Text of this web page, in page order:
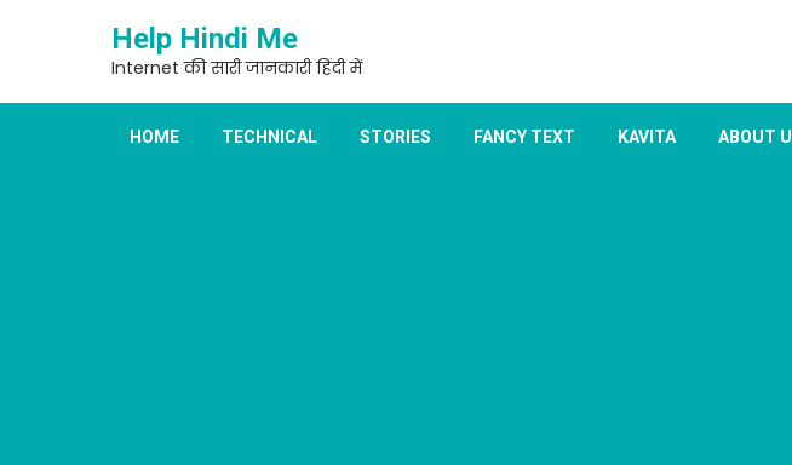
Help Hindi Me
Internet की सारी जानकारी हिंदी में
HOME TECHNICAL STORIES FANCY TEXT KAVITA ABOUT